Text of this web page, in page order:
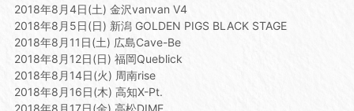
2018年8月4日(土) 金沢vanvan V4
2018年8月5日(日) 新潟 GOLDEN PIGS BLACK STAGE
2018年8月11日(土) 広島Cave-Be
2018年8月12日(日) 福岡Queblick
2018年8月14日(火) 周南rise
2018年8月16日(木) 高知X-Pt.
2018年8月17日(金) 高松DIME